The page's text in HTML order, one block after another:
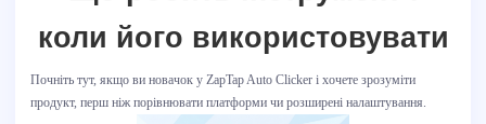
коли його використовувати
Почніть тут, якщо ви новачок у ZapTap Auto Clicker і хочете зрозуміти
продукт, перш ніж порівнювати платформи чи розширені налаштування.